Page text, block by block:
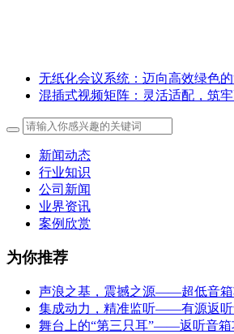
无纸化会议系统：迈向高效绿色
混插式视频矩阵：灵活适配，筑
新闻动态
行业知识
公司新闻
业界资讯
案例欣赏
为你推荐
声浪之基，震撼之源——超低音箱
集成动力，精准监听——有源返听
舞台上的“第三只耳”——返听音箱